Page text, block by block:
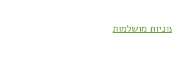
מושלמות